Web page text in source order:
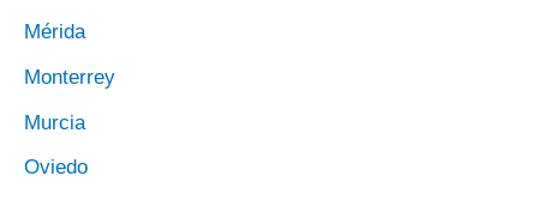
Mérida
Monterrey
Murcia
Oviedo